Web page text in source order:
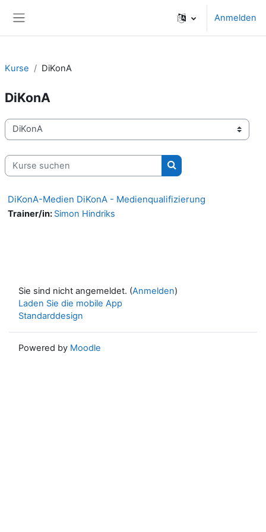
Anmelden
Kurse DiKonA
DiKonA
Kursbereiche
Kurse suchen
Kurse suchen
DiKonA-Medien DiKonA - Medienqualifizierung
Trainer/in: Simon Hindriks
Sie sind nicht angemeldet. (Anmelden)
Laden Sie die mobile App
Standarddesign
Powered by Moodle